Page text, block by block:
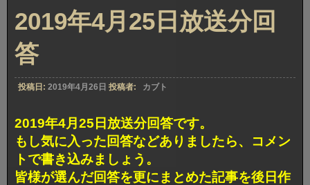
2019年4月25日放送分回
答
投稿日: 2019年4月26日 投稿者: カブト
2019年4月25日放送分回答です。
もし気に入った回答などありましたら、コメン
トで書き込みましょう。
皆様が選んだ回答を更にまとめた記事を後日作